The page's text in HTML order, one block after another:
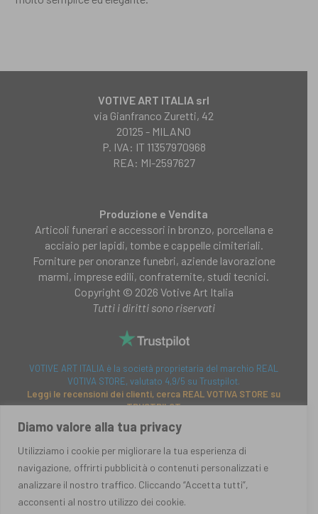
Diamo valore alla tua privacy
Utilizziamo i cookie per migliorare la tua esperienza di
navigazione, offrirti pubblicità o contenuti personalizzati e
analizzare il nostro traffico. Cliccando “Accetta tutti”,
acconsenti al nostro utilizzo dei cookie.
VOTIVE ART ITALIA srl
via Gianfranco Zuretti, 42
20125 - MILANO
P. IVA: IT 11357970968
REA: MI-2597627
Produzione e Vendita
Articoli funerari e accessori in bronzo, porcellana e
acciaio per lapidi, tombe e cappelle cimiteriali.
Forniture per onoranze funebri, aziende lavorazione
marmi, imprese edili, confraternite, studi tecnici.
Copyright © 2026 Votive Art Italia
Tutti i diritti sono riservati
VOTIVE ART ITALIA è la società proprietaria del marchio REAL
VOTIVA STORE, valutato 4,9/5 su Trustpilot.
Leggi le recensioni dei clienti, cerca REAL VOTIVA STORE su
TRUSTPILOT
Azienda
Diventa cliente
Richiesta informazioni
Condizioni generali di vendita